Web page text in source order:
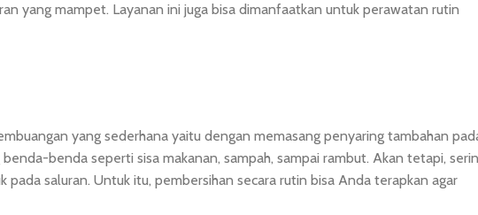
yang mampet. Layanan ini juga bisa dimanfaatkan untuk perawatan rutin
yang sederhana yaitu dengan memasang penyaring tambahan
benda seperti sisa makanan, sampah, sampai rambut. Akan tetapi,
saluran. Untuk itu, pembersihan secara rutin bisa Anda terapkan agar